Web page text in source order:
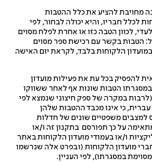
להציע את כלל ההטבות
חבריו, והיא יכולה לבחור, לפי
הטבה כזו או אחרת לפלח מסוים
בקשר עם רכישת ספר מסוים
הלקוחות בלבד, לקראת יום האישה
להפסיק בכל עת את פעילות מועדון
הטבות שונות אף לאחר ששווקו
במקרה של ספק חיצוני שנמצא לפי
כי אינו מכבד ההטבות שלהן
משפטיים שונים של חדלות
על כך תפורסם בתקנון זה ו/או
ו/או בעמודי מועדון הלקוחות באתר
הלקוחות (ובפרט אלה שנרשמו
במסגרתו), לפי העניין.